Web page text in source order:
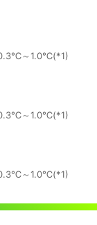
～1.0℃(*1)
～1.0℃(*1)
～1.0℃(*1)